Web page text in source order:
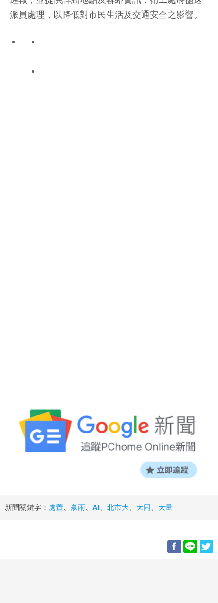
派員處理，以降低對市民生活及交通安全之影響。
新聞關鍵字： 處置 豪雨 AI 北市大 大同 大量